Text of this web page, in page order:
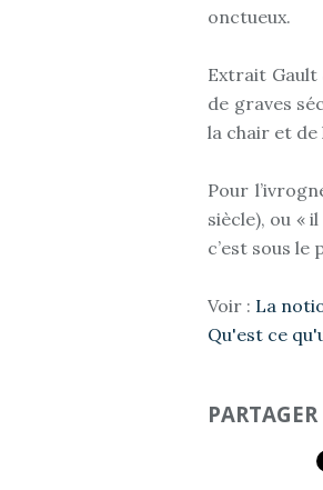
onctueux.
Extrait Gault
de graves
la chair et de
Pour
siècle), ou «
c’est sous le
Voir : La
Qu'est ce